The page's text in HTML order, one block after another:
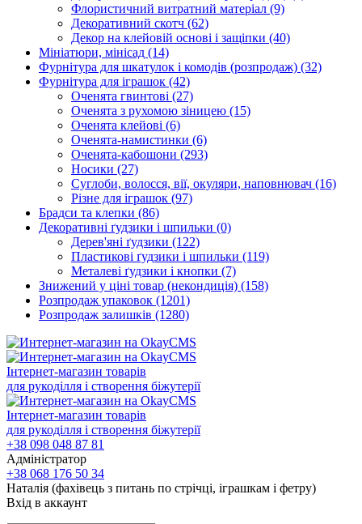
Флористичний витратний матеріал (9)
Декоративний скотч (62)
Декор на клейовій основі і защіпки (40)
Мініатюри, мінісад (14)
Фурнітура для шкатулок і комодів (розпродаж) (32)
Фурнітура для іграшок (42)
Оченята гвинтові (27)
Оченята з рухомою зіницею (15)
Оченята клейові (6)
Оченята-намистинки (6)
Оченята-кабошони (293)
Носики (27)
Суглоби, волосся, вії, окуляри, наповнювач (16)
Різне для іграшок (97)
Брадси та клепки (86)
Декоративні ґудзики і шпильки (0)
Дерев'яні ґудзики (122)
Пластикові ґудзики і шпильки (119)
Металеві ґудзики і кнопки (7)
Знижений у ціні товар (некондиція) (158)
Розпродаж упаковок (1201)
Розпродаж залишків (1280)
Інтернет-магазин товарів
для рукоділля і створення біжутерії
Інтернет-магазин товарів
для рукоділля і створення біжутерії
+38 098 048 87 81
Адміністратор
+38 068 176 50 34
Наталія (фахівець з питань по стрічці, іграшкам і фетру)
Вхiд в аккаунт